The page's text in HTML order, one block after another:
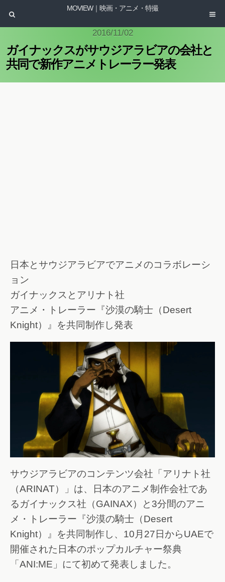
MOVIEW｜映画・アニメ・特撮
2016/11/02
ガイナックスがサウジアラビアの会社と
共同で新作アニメトレーラー発表
日本とサウジアラビアでアニメのコラボレーシ
ョン
ガイナックスとアリナト社
アニメ・トレーラー『沙漠の騎士（Desert
Knight）』を共同制作し発表
サウジアラビアのコンテンツ会社「アリナト社
（ARINAT）」は、日本のアニメ制作会社であ
るガイナックス社（GAINAX）と3分間のアニ
メ・トレーラー『沙漠の騎士（Desert
Knight）』を共同制作し、10月27日からUAEで
開催された日本のポップカルチャー祭典
「ANI:ME」にて初めて発表しました。